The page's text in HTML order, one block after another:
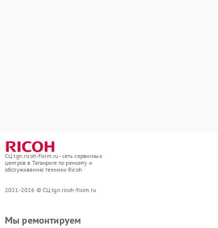
СЦ tgn.ricoh-fixim.ru - сеть сервисных
центров в Таганроге по ремонту и
обслуживанию техники Ricoh
2021-2026 © СЦ tgn.ricoh-fixim.ru
Мы ремонтируем